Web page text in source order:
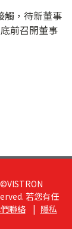
觸，待新董事
前召開董事
若您有任
聯絡 | 隱私